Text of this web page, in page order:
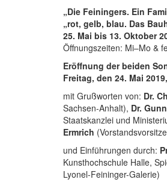
„Die Feiningers. Ein
„rot, gelb, blau. Das
25. Mai bis 13. Oktober
Öffnungszeiten: Mi–Mo &
Eröffnung der beiden
Freitag, den 24. Mai
mit Grußworten von: Dr.
Sachsen-Anhalt), Dr.
Staatskanzlei und
Ermrich
und Einführungen durch:
Kunsthochschule Halle,
Lyonel-Feininger-Galerie)